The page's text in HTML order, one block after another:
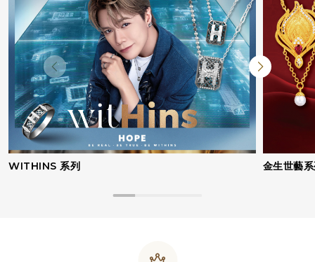
WITHINS 系列 金生世藝